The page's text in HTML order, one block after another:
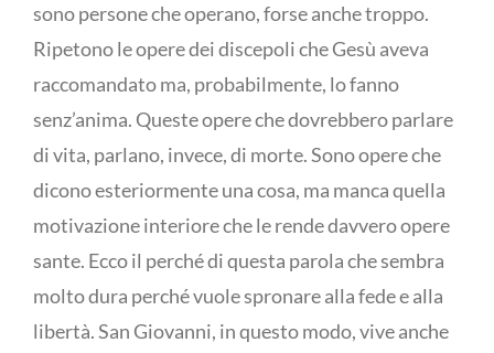
sono persone che operano, forse anche troppo.
Ripetono le opere dei discepoli che Gesù aveva
raccomandato ma, probabilmente, lo fanno
senz’anima. Queste opere che dovrebbero parlare
di vita, parlano, invece, di morte. Sono opere che
dicono esteriormente una cosa, ma manca quella
motivazione interiore che le rende davvero opere
sante. Ecco il perché di questa parola che sembra
molto dura perché vuole spronare alla fede e alla
libertà. San Giovanni, in questo modo, vive anche